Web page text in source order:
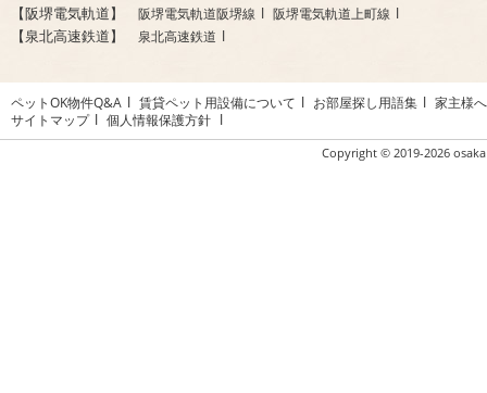
【阪堺電気軌道】 阪堺電気軌道阪堺線 阪堺電気軌道上町線
【泉北高速鉄道】 泉北高速鉄道
ペットOK物件Q&A 賃貸ペット用設備について お部屋探し用語集
家主様へ
サイトマップ
個人情報保護方針
Copyright © 2019-2026